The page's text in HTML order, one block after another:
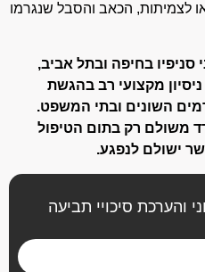
והערכת סיכויי תביעה
או לצמיתות, הכאב והסבל שנגרמו
סניפיו בחיפה ובתל אביב,
מקצועי רב בהגשת
השונים ובתי המשפט.
משולם רק בתום הטיפול
ישולם לנפגע.